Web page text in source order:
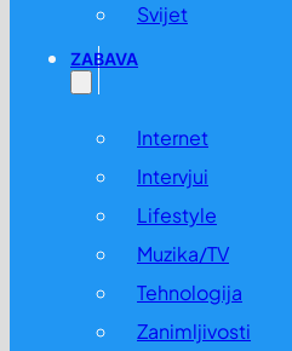
Svijet
ZABAVA
Internet
Intervjui
Lifestyle
Muzika/TV
Tehnologija
Zanimljivosti